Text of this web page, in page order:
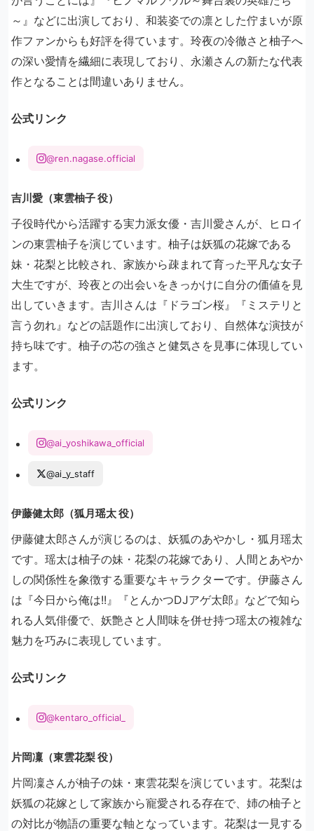
～』などに出演しており、和装姿での凛とした佇まいが原
作ファンからも好評を得ています。玲夜の冷徹さと柚子へ
の深い愛情を繊細に表現しており、永瀬さんの新たな代表
作となることは間違いありません。
公式リンク
@ren.nagase.official
吉川愛（東雲柚子 役）
子役時代から活躍する実力派女優・吉川愛さんが、ヒロイ
ンの東雲柚子を演じています。柚子は妖狐の花嫁である
妹・花梨と比較され、家族から疎まれて育った平凡な女子
大生ですが、玲夜との出会いをきっかけに自分の価値を見
出していきます。吉川さんは『ドラゴン桜』『ミステリと
言う勿れ』などの話題作に出演しており、自然体な演技が
持ち味です。柚子の芯の強さと健気さを見事に体現してい
ます。
公式リンク
@ai_yoshikawa_official
@ai_y_staff
伊藤健太郎（狐月瑶太 役）
伊藤健太郎さんが演じるのは、妖狐のあやかし・狐月瑶太
です。瑶太は柚子の妹・花梨の花嫁であり、人間とあやか
しの関係性を象徴する重要なキャラクターです。伊藤さん
は『今日から俺は!!』『とんかつDJアゲ太郎』などで知ら
れる人気俳優で、妖艶さと人間味を併せ持つ瑶太の複雑な
魅力を巧みに表現しています。
公式リンク
@kentaro_official_
片岡凜（東雲花梨 役）
片岡凜さんが柚子の妹・東雲花梨を演じています。花梨は
妖狐の花嫁として家族から寵愛される存在で、姉の柚子と
の対比が物語の重要な軸となっています。花梨は一見する